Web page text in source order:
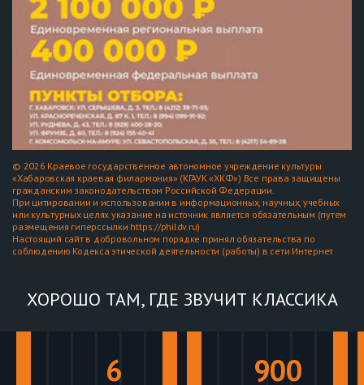
© 2026 Краевое государственное автономное учреждение культуры
«Хабаровская краевая филармония» (КГАУК «ХКФ») Все права защищены
гражданским законодательством Российской Федерации.
При цитировании и использовании в информационных, научных, учебных
или культурных целях указание на источник является обязательным (путем
размещения гиперссылки https://phildv.ru)
Настоящий сайт в добровольном порядке принял обязательства по
соблюдению Кодекса этической деятельности (работы) в сети Интернет
ХОРОШО ТАМ, ГДЕ ЗВУЧИТ КЛАССИКА
6 900